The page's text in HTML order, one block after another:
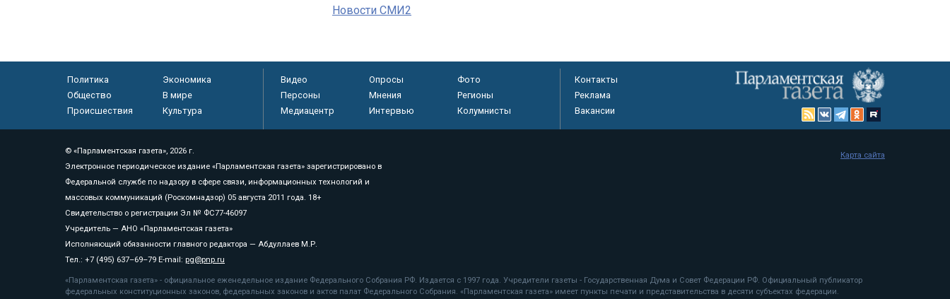
Новости СМИ2
Политика
Экономика
Общество
В мире
Происшествия
Культура
Видео Опросы
Фото
Персоны
Мнения
Регионы
Медиацентр
Интервью Колумнисты
Контакты
Реклама
Вакансии
© «Парламентская газета», 2026 г.
Электронное периодическое издание «Парламентская газета» зарегистрировано в
Федеральной службе по надзору в сфере связи, информационных технологий и
массовых коммуникаций (Роскомнадзор) 05 августа 2011 года. 18+
Свидетельство о регистрации Эл № ФС77-46097
Учредитель — АНО «Парламентская газета»
Исполняющий обязанности главного редактора — Абдуллаев М.Р.
Тел.: +7 (495) 637–69–79 E-mail: pg@pnp.ru
«Парламентская газета» - официальное еженедельное издание Федерального Собрания РФ. Издается с 1997 года. Учредители газеты - Государственная Дума и Совет Федерации РФ. Официальный публикатор
федеральных конституционных законов, федеральных законов и актов палат Федерального Собрания. «Парламентская газета» имеет пункты печати и представительства в десяти субъектах федерации.
Карта сайта